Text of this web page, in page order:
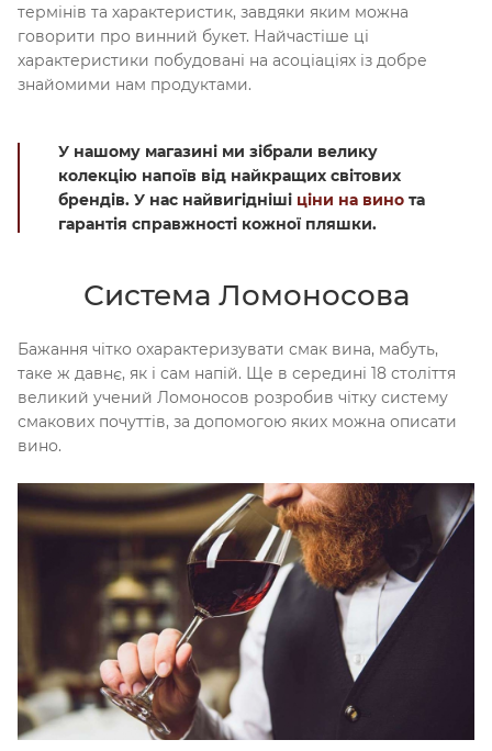
термінів та характеристик, завдяки яким можна
говорити про винний букет. Найчастіше ці
характеристики побудовані на асоціаціях із добре
знайомими нам продуктами.
У нашому магазині ми зібрали велику
колекцію напоїв від найкращих світових
брендів. У нас найвигідніші ціни на вино та
гарантія справжності кожної пляшки.
Система Ломоносова
Бажання чітко охарактеризувати смак вина, мабуть,
таке ж давнє, як і сам напій. Ще в середині 18 століття
великий учений Ломоносов розробив чітку систему
смакових почуттів, за допомогою яких можна описати
вино.